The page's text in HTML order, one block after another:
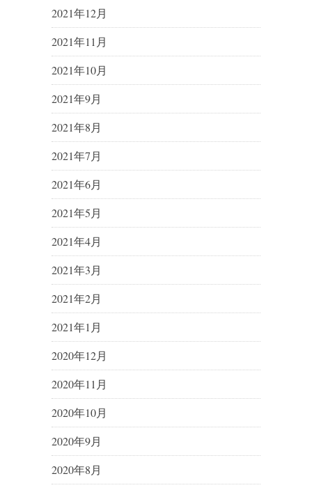
2021年12月
2021年11月
2021年10月
2021年9月
2021年8月
2021年7月
2021年6月
2021年5月
2021年4月
2021年3月
2021年2月
2021年1月
2020年12月
2020年11月
2020年10月
2020年9月
2020年8月